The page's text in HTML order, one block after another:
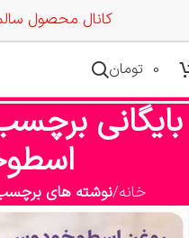
کانال محصول
0 تومان
بایگانی
خانه نوشته های